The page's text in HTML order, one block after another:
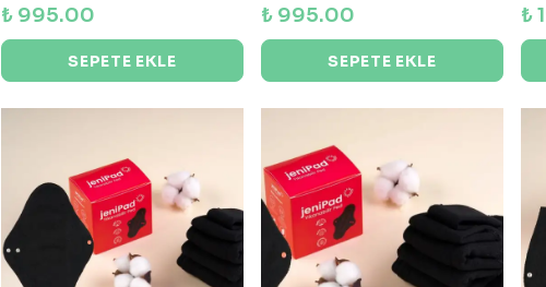
₺ 995.00
SEPETE EKLE
₺ 995.00
SEPETE EKLE
₺